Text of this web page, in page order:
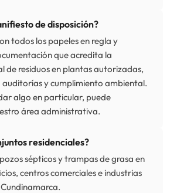
de disposición?
todos los papeles en regla y
que acredita la
de residuos en plantas autorizadas,
y cumplimiento ambiental.
algo en particular, puede
área administrativa.
residenciales?
sépticos y trampas de grasa en
centros comerciales e industrias